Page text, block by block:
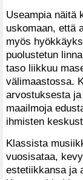
Useampia näitä
uskomaan, että
myös
puolustetun
taso liikkuu
välimaastossa.
arvostuksesta
maailmoja
ihmisten
Klassista
vuosisataa,
estetiikkansa ja